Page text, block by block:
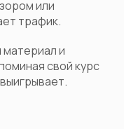
или
трафик.
и
свой курс